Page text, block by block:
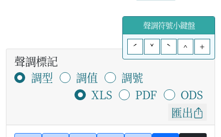
聲調符號小鍵盤
ˊ
ˇ ˋ ^ +
聲調標記
調型
調值
調號
XLS
PDF
ODS
匯出